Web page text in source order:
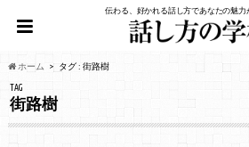
伝わる、好かれる話し方であなたの魅力
ホーム タグ : 街路樹
TAG
街路樹